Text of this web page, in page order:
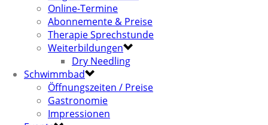
Online-Termine
Abonnemente & Preise
Therapie Sprechstunde
Weiterbildungen
Dry Needling
Schwimmbad
Öffnungszeiten / Preise
Gastronomie
Impressionen